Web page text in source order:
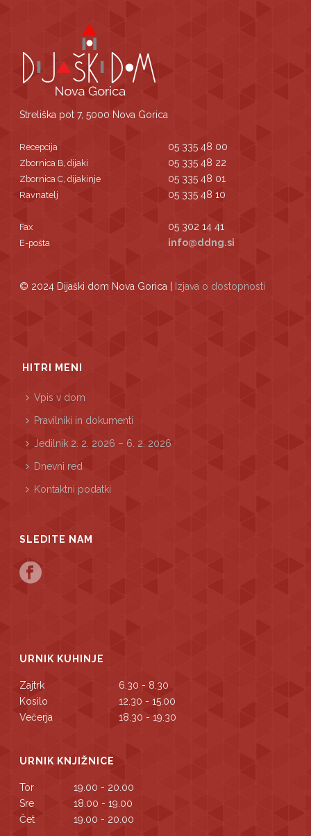
Streliška pot 7, 5000 Nova Gorica
Recepcija 05 335 48 00
Zbornica B, dijaki 05 335 48 22
Zbornica C, dijakinje 05 335 48 01
Ravnatelj 05 335 48 10
Fax 05 302 14 41
E-pošta info@ddng.si
© 2024 Dijaški dom Nova Gorica | Izjava o dostopnosti
HITRI MENI
Vpis v dom
Pravilniki in dokumenti
Jedilnik 2. 2. 2026 – 6. 2. 2026
Dnevni red
Kontaktni podatki
SLEDITE NAM
URNIK KUHINJE
Zajtrk
6.30 - 8.30
Kosilo
12.30 - 15.00
Večerja
18.30 - 19.30
URNIK KNJIŽNICE
Tor
19.00 - 20.00
Sre
18.00 - 19.00
Čet
19.00 - 20.00